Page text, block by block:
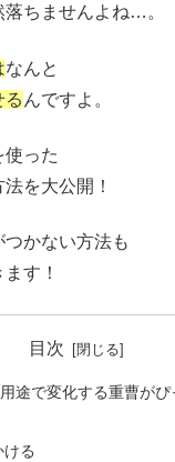
ちませんよね…。
なんと
る んですよ。
使った
を大公開！
つかない方法も
す！
目次
途で変化する重曹が
る